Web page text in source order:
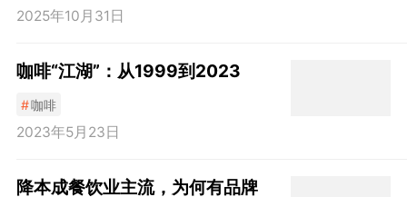
2025年10月31日
咖啡“江湖”：从1999到2023
#咖啡
2023年5月23日
降本成餐饮业主流，为何有品牌